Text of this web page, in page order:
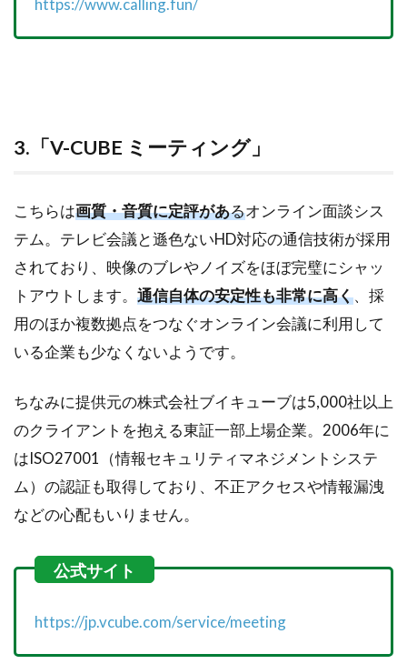
https://www.calling.fun/
3.「V-CUBE ミーティング」
こちらは画質・音質に定評があるオンライン面談シス
テム。テレビ会議と遜色ないHD対応の通信技術が採用
されており、映像のブレやノイズをほぼ完璧にシャッ
トアウトします。 通信自体の安定性も非常に高く、採
用のほか複数拠点をつなぐオンライン会議に利用して
いる企業も少なくないようです。
ちなみに提供元の株式会社ブイキューブは5,000社以上
のクライアントを抱える東証一部上場企業。2006年に
はISO27001（情報セキュリティマネジメントシステ
ム）の認証も取得しており、不正アクセスや情報漏洩
などの心配もいりません。
https://jp.vcube.com/service/meeting